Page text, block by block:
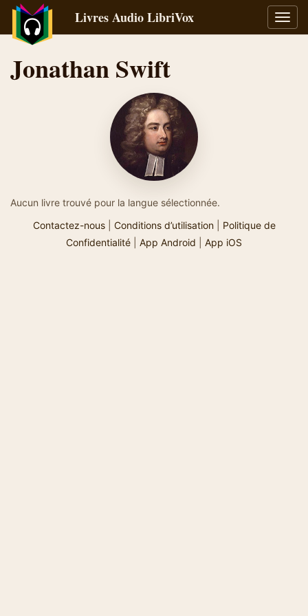
la
Livres Audio LibriVox
Jonathan Swift
Aucun livre trouvé pour la langue sélectionnée.
Contactez-nous| Conditions d’utilisation| Politique de
Confidentialité
App Android App iOS